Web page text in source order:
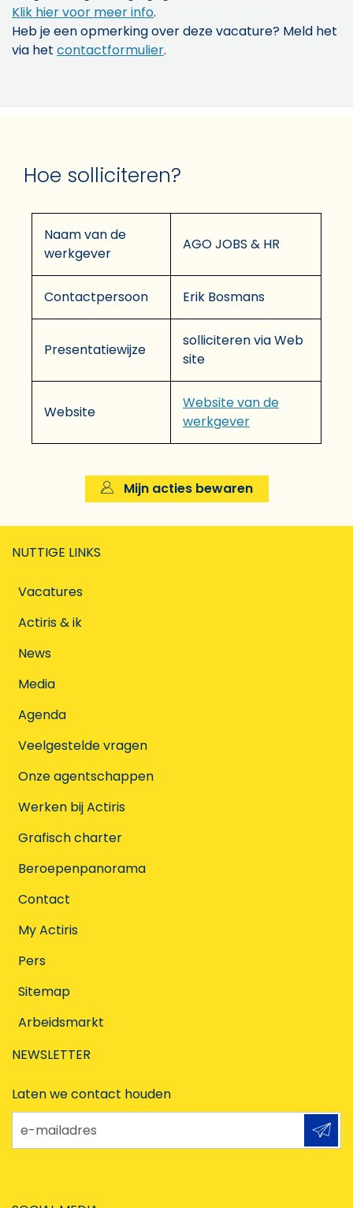
Klik hier voor meer info.
Heb je een opmerking over deze vacature? Meld het
via het contactformulier.
Hoe solliciteren?
Naam van de
werkgever
AGO JOBS & HR
Contactpersoon Erik Bosmans
Presentatiewijze
solliciteren via Web
site
Website
Website van de
werkgever
Mijn acties bewaren
NUTTIGE LINKS
Vacatures
Actiris & ik
News
Media
Agenda
Veelgestelde vragen
Onze agentschappen
Werken bij Actiris
Grafisch charter
Beroepenpanorama
Contact
My Actiris
Pers
Sitemap
Arbeidsmarkt
NEWSLETTER
Laten we contact houden
e-mailadres